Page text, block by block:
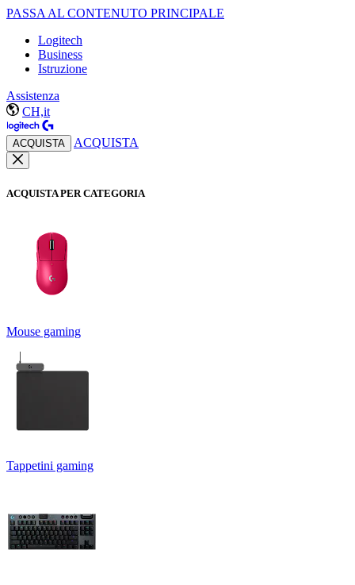
PASSA AL CONTENUTO PRINCIPALE
Logitech
Business
Istruzione
Assistenza
CH,it
ACQUISTA ACQUISTA
ACQUISTA PER CATEGORIA
Mouse gaming
Tappetini gaming